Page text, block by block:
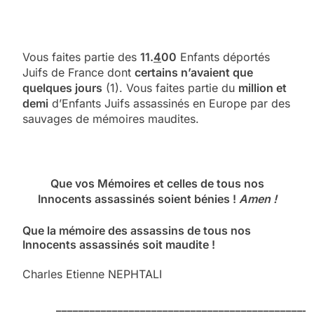
Vous faites partie des 11.400 Enfants déportés
Juifs de France dont certains n’avaient que
quelques jours (1). Vous faites partie du million et
demi d’Enfants Juifs assassinés en Europe par des
sauvages de mémoires maudites.
Que vos Mémoires et celles de tous nos
Innocents assassinés soient bénies ! Amen !
Que la mémoire des assassins de tous nos
Innocents assassinés soit maudite !
Charles Etienne NEPHTALI